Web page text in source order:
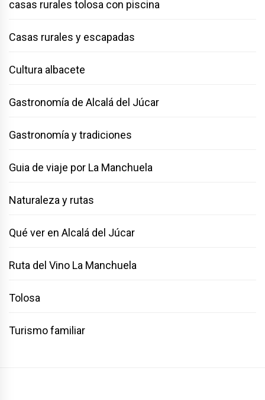
casas rurales tolosa con piscina
Casas rurales y escapadas
Cultura albacete
Gastronomía de Alcalá del Júcar
Gastronomía y tradiciones
Guia de viaje por La Manchuela
Naturaleza y rutas
Qué ver en Alcalá del Júcar
Ruta del Vino La Manchuela
Tolosa
Turismo familiar